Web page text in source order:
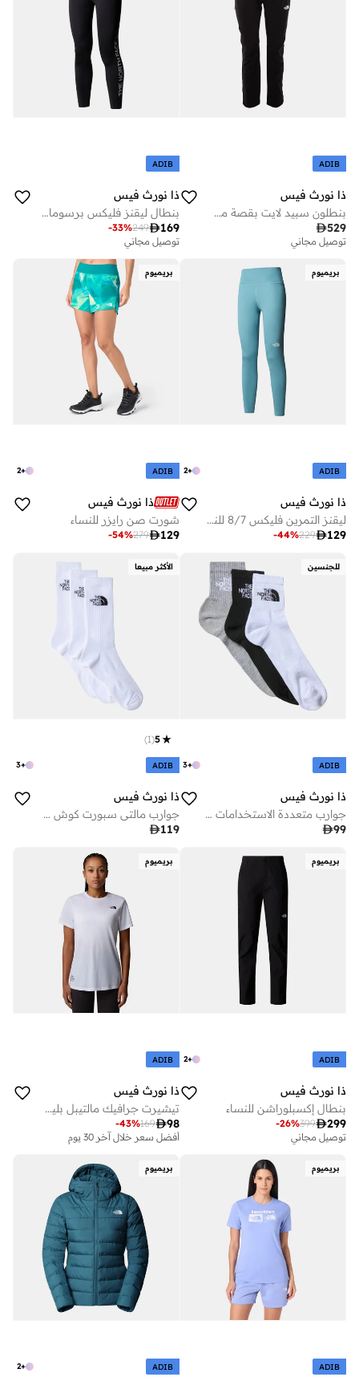
ADIB
ذا نورث فيس
بنطلون سبيد لايت بقصة مستقيمة للنساء
529
توصيل مجاني
ADIB
ذا نورث فيس
بنطال ليقنز فليكس برسومات جرافيكية
169
249
-33%
توصيل مجاني
بريميوم
+
2 ADIB
ذا نورث فيس
ليقنز التمرين فليكس 8/7 للنساء
129
229
-44%
بريميوم
+
2 ADIB
ذا نورث فيس
شورت صن رايزر للنساء
129
279
-54%
للجنسين
+
3 ADIB
ذا نورث فيس
جوارب متعددة الاستخدامات لمختلف الرياضات بارتفاع رُبع الساق مع بطانة (3 أزواج)
99
الأكثر مبيعا
+
3
5
(
1
)
ADIB
ذا نورث فيس
جوارب مالتي سبورت كوش كرو (3 أزواج)
119
بريميوم
+
2 ADIB
ذا نورث فيس
بنطال إكسبلوراشن للنساء
299
399
-26%
توصيل مجاني
بريميوم
ADIB
ذا نورث فيس
تيشيرت جرافيك مالتيبل بليسمنت للنساء
98
169
-43%
أفضل سعر خلال آخر 30 يوم
بريميوم
ADIB
بريميوم
+
2 ADIB